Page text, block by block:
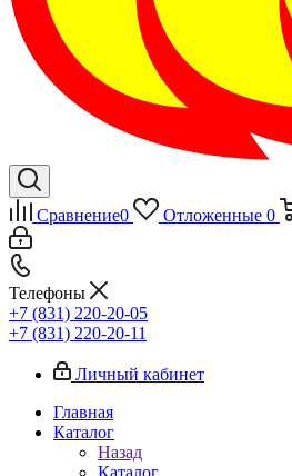
Сравнение0 Отложенные 0
Телефоны
+7 (831) 220-20-05
+7 (831) 220-20-11
Личный кабинет
Главная
Каталог
Назад
Каталог